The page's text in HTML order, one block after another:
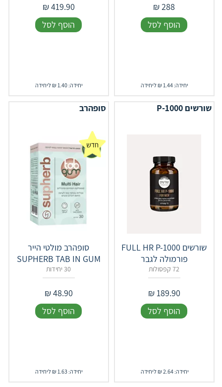
288
₪
הוסף לסל
יחידה: 1.44 ₪ ליחידה
419.90
₪
הוסף לסל
יחידה: 1.40 ₪ ליחידה
שורשים P-1000
שורשים FULL HR P-1000
פורמולה לגבר
72 קפסולות
189.90
₪
הוסף לסל
יחידה: 2.64 ₪ ליחידה
סופהרב
סופהרב מולטי הייר
SUPHERB TAB IN GUM
30 יחידות
48.90
₪
הוסף לסל
יחידה: 1.63 ₪ ליחידה